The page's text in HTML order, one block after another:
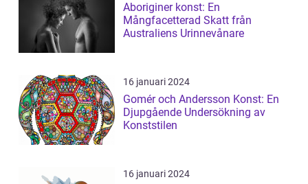
Aboriginer konst: En
Mångfacetterad Skatt från
Australiens Urinnevånare
16 januari 2024
Gomér och Andersson Konst: En
Djupgående Undersökning av
Konststilen
16 januari 2024